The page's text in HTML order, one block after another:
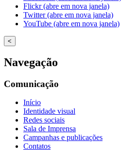
Flickr (abre em nova janela)
Twitter (abre em nova janela)
YouTube (abre em nova janela)
<
Navegação
Comunicação
Início
Identidade visual
Redes sociais
Sala de Imprensa
Campanhas e publicações
Contatos